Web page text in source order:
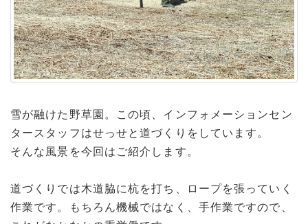
雪が融けた野草園。この頃、インフォメーションセン
タースタッフはせっせと道づくりをしています。
そんな風景を今回はご紹介します。
道づくりでは木道脇に杭を打ち、ロープを張っていく
作業です。もちろん機械ではなく、手作業ですので、